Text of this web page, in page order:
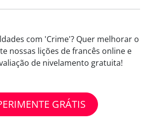
com 'Crime'? Quer melhorar o
nossas lições de francês online e
de nivelamento gratuita!
GRÁTIS